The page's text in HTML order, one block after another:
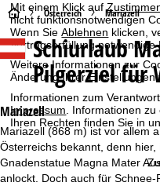
Mit einem Klick auf
nicht funktionsnotwendigen
Wenn SieAblehnen klicken,
Vertragserfüllung notwendige
Weitere Informationen zur
Änderung Ihrer
Informationen zum
Impressum . Informationen
Ihren Rechten finden Sie in
S
t
a
r
s
Österreich Mariazell
Schiurlaub
Pilgerziel für
Mariazell
Mariazell (868 m) ist vor allem
Österreichs bekannt, denn
Gnadenstatue Magna Mater
anlockt. Doch auch für